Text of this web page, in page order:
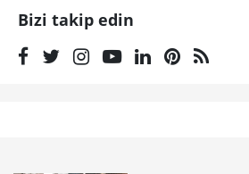
Bizi takip edin